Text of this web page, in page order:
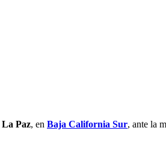
La Paz, en Baja California Sur, ante la